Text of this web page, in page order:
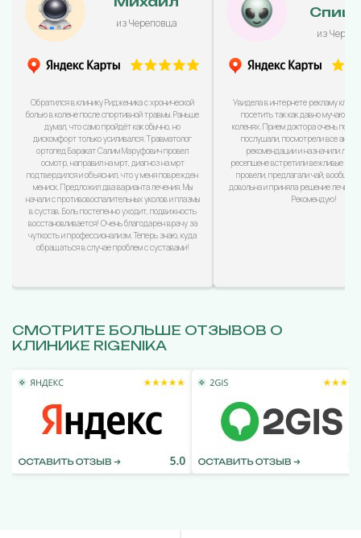
из Череповца
Обратился в клинику Ридженика с хронической
болью в колене после спортивной травмы. Раньше
думал, что само пройдёт как обычно, но
дискомфорт только усиливался. Травматолог
ортопед Баракат Салим Маруфович провел
осмотр, направил на мрт, диагноз на мрт
подтвердился и объяснил, что у меня поврежден
мениск. Предложил два варианта лечения. Мы
начали с противовоспалительных уколов и плазмы
в сустав. Боль постепенно уходит, подвижность
восстановливается! Очень благодарен врачу за
чуткость и профессионализм. Теперь знаю, куда
обращаться в случае проблем с суставами!
из
Увидела в интернете рекламу
посетить так как давно мучаюсь
коленях. Прием доктора очень
послушали, посмотрели все
рекомендации и назначили
ресепшене встретили вежливые
провели, предлагали чай, вообщем
довольна и приняла решение
Рекомендую!
СМОТРИТЕ БОЛЬШЕ ОТЗЫВОВ О
КЛИНИКЕ RIGENIKA